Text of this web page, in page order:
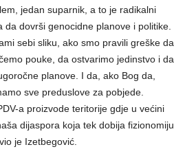
jedan suparnik, a to je radikalni
da dovrši genocidne planove i politike.
sebi sliku, ako smo pravili greške da
pouke, da ostvarimo jedinstvo i da
planove. I da, ako Bog da,
sve preduslove za pobjede.
a proizvode teritorije gdje u većini
dijaspora koja tek dobija fizionomiju
je Izetbegović.